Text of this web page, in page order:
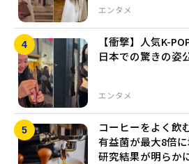
エンタメ
エンタメ
【衝撃】人気K-
日本での驚きの姿
コーヒーをよく飲
有益菌が最大8倍
研究結果が明らか